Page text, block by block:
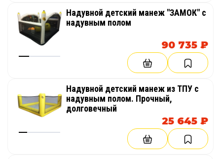
Надувной детский манеж "ЗАМОК" с
надувным полом
90 735 ₽
Надувной детский манеж из ТПУ с
надувным полом. Прочный,
долговечный
25 645 ₽